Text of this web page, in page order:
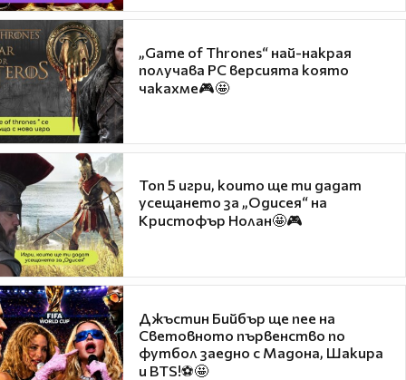
„Game of Thrones“ най-накрая
получава PC версията която
чакахме🎮🤩
Топ 5 игри, които ще ти дадат
усещането за „Одисея“ на
Кристофър Нолан🤩🎮
Джъстин Бийбър ще пее на
Световното първенство по
футбол заедно с Мадона, Шакира
и BTS!⚽🤩